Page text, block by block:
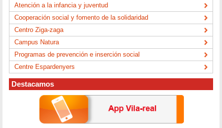
Atención a la infancia y juventud
Cooperación social y fomento de la solidaridad
Centro Ziga-zaga
Campus Natura
Programas de prevención e inserción social
Centre Espardenyers
Destacamos